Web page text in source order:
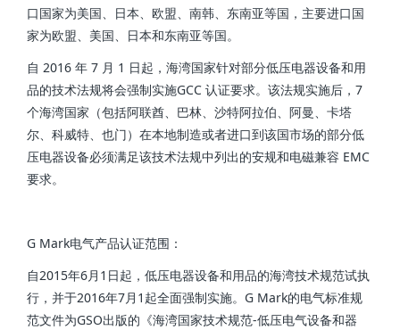
口国家为美国、日本、欧盟、南韩、东南亚等国，主要进口国
家为欧盟、美国、日本和东南亚等国。
自 2016 年 7 月 1 日起，海湾国家针对部分低压电器设备和用
品的技术法规将会强制实施GCC 认证要求。该法规实施后，7
个海湾国家（包括阿联酋、巴林、沙特阿拉伯、阿曼、卡塔
尔、科威特、也门）在本地制造或者进口到该国市场的部分低
压电器设备必须满足该技术法规中列出的安规和电磁兼容 EMC
要求。
G Mark电气产品认证范围：
自2015年6月1日起，低压电器设备和用品的海湾技术规范试执
行，并于2016年7月1起全面强制实施。G Mark的电气标准规
范文件为GSO出版的《海湾国家技术规范-低压电气设备和器